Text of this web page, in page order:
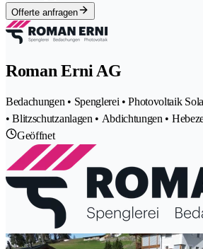
Offerte anfragen
Roman Erni AG
Bedachungen • Spenglerei • Photovoltaik
• Blitzschutzanlagen • Abdichtungen •
Geöffnet